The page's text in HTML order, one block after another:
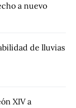
a nuevo
de lluvias
XIV a